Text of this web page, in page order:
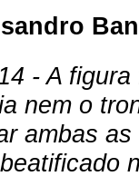
- A
nem o
ambas